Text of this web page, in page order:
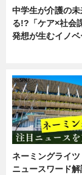
中学生が介護の未
る!?「ケア×社会
発想が生むイノ
ネーミングライ
ニュースワード解